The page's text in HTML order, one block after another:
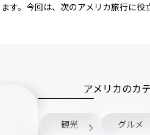
す。今回は、次のアメリカ旅行に
アメリカのカ
観光
グルメ